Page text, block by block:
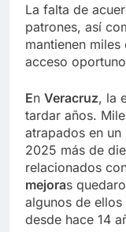
La falta de
patrones, así
mantienen
acceso
En Veracruz, la
tardar años.
atrapados en
2025 más de
relacionados
mejoras
algunos de
desde hace 14